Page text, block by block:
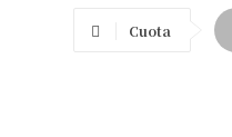
Cuota